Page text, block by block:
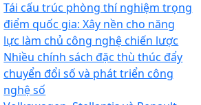
Tái cấu trúc phòng thí nghiệm trọng
điểm quốc gia: Xây nền cho năng
lực làm chủ công nghệ chiến lược
Nhiều chính sách đặc thù thúc đẩy
chuyển đổi số và phát triển công
nghệ số